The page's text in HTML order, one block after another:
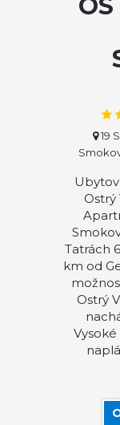
19
Ostrý
Tatrách
km od
Ostrý